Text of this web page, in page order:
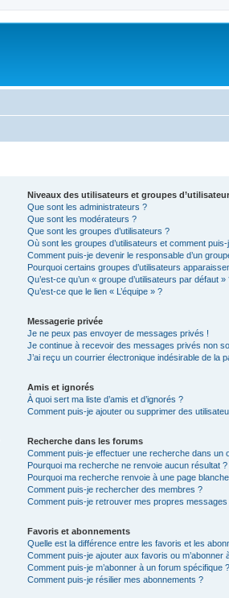
Niveaux des utilisateurs et groupes
Que sont les administrateurs ?
Que sont les modérateurs ?
Que sont les groupes d’utilisateurs ?
Où sont les groupes d’utilisateurs et comment
Comment puis-je devenir le responsable d’un
Pourquoi certains groupes d’utilisateurs
Qu’est-ce qu’un « groupe d’utilisateurs par défaut »
Qu’est-ce que le lien « L’équipe » ?
Messagerie privée
Je ne peux pas envoyer de messages privés !
Je continue à recevoir des messages privés non
J’ai reçu un courrier électronique indésirable de la
Amis et ignorés
À quoi sert ma liste d’amis et d’ignorés ?
Comment puis-je ajouter ou supprimer des
Recherche dans les forums
Comment puis-je effectuer une recherche dans un
Pourquoi ma recherche ne renvoie aucun résultat ?
Pourquoi ma recherche renvoie à une page
Comment puis-je rechercher des membres ?
Comment puis-je retrouver mes propres
Favoris et abonnements
Quelle est la différence entre les favoris et les
Comment puis-je ajouter aux favoris ou m’abonner
Comment puis-je m’abonner à un forum spécifique ?
Comment puis-je résilier mes abonnements ?